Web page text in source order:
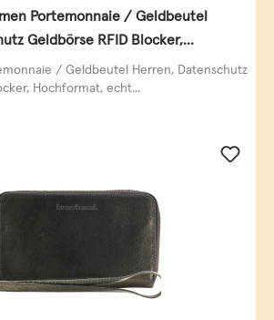
Portemonnaie / Geldbeutel
Geldbörse RFID Blocker,
Leder, taupe/ Geldbeutel Herren, Datenschutz
Hochformat, echt...